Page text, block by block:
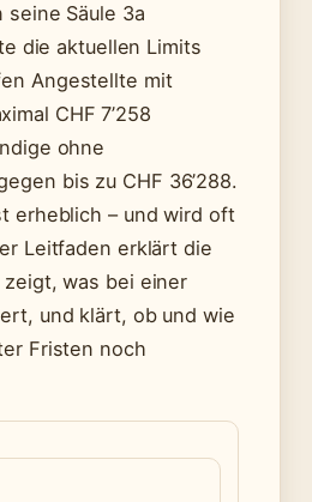
Säule 3a
die aktuellen Limits
Angestellte mit
CHF 7’258
ohne
bis zu CHF 36’288.
erheblich – und wird oft
Leitfaden erklärt die
was bei einer
und klärt, ob und wie
Fristen noch